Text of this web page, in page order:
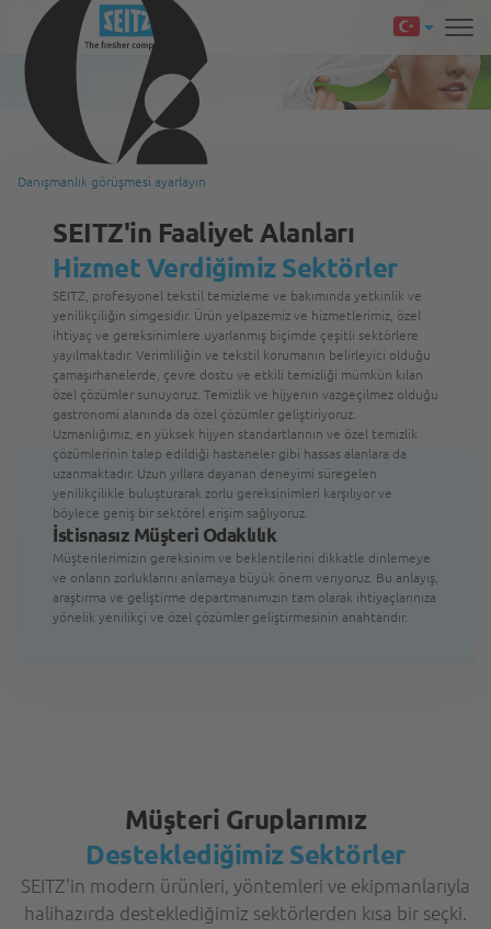
Danışmanlık görüşmesi ayarlayın
SEITZ'in Faaliyet Alanları
Hizmet Verdiğimiz Sektörler
SEITZ, profesyonel tekstil temizleme ve bakımında yetkinlik ve
yenilikçiliğin simgesidir. Ürün yelpazemiz ve hizmetlerimiz, özel
ihtiyaç ve gereksinimlere uyarlanmış biçimde çeşitli sektörlere
yayılmaktadır. Verimliliğin ve tekstil korumanın belirleyici olduğu
çamaşırhanelerde, çevre dostu ve etkili temizliği mümkün kılan
özel çözümler sunuyoruz. Temizlik ve hijyenin vazgeçilmez olduğu
gastronomi alanında da özel çözümler geliştiriyoruz.
Uzmanlığımız, en yüksek hijyen standartlarının ve özel temizlik
çözümlerinin talep edildiği hastaneler gibi hassas alanlara da
uzanmaktadır. Uzun yıllara dayanan deneyimi süregelen
yenilikçilikle buluşturarak zorlu gereksinimleri karşılıyor ve
böylece geniş bir sektörel erişim sağlıyoruz.
İstisnasız Müşteri Odaklılık
Müşterilerimizin gereksinim ve beklentilerini dikkatle dinlemeye
ve onların zorluklarını anlamaya büyük önem veriyoruz. Bu anlayış,
araştırma ve geliştirme departmanımızın tam olarak ihtiyaçlarınıza
yönelik yenilikçi ve özel çözümler geliştirmesinin anahtarıdır.
Müşteri Gruplarımız
Desteklediğimiz Sektörler
SEITZ'in modern ürünleri, yöntemleri ve ekipmanlarıyla
halihazırda desteklediğimiz sektörlerden kısa bir seçki.